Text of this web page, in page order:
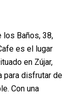
los Baños, 38,
es el lugar
en Zújar,
para disfrutar de
Con una